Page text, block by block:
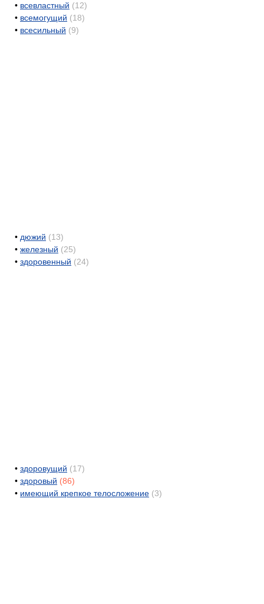
• всевластный (12)
• всемогущий (18)
• всесильный (9)
• дюжий (13)
• железный (25)
• здоровенный (24)
• здоровущий (17)
• здоровый (86)
• имеющий крепкое телосложение (3)